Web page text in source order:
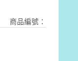
商品編號：